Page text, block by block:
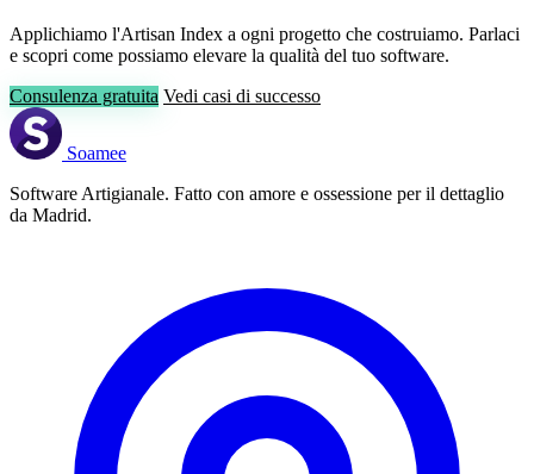
Applichiamo l'Artisan Index a ogni progetto che costruiamo. Parlaci
e scopri come possiamo elevare la qualità del tuo software.
Consulenza gratuita Vedi casi di successo
Soamee
Software Artigianale. Fatto con amore e ossessione per il dettaglio
da Madrid.